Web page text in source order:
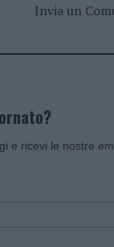
Invia un
e ricevi le nostre